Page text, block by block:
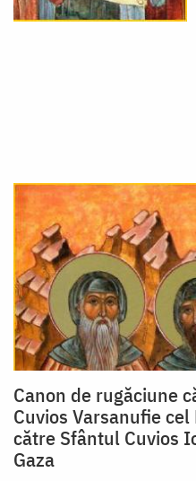
Canon de rugăciune
Cuvios Varsanufie cel
către Sfântul Cuvios
Gaza